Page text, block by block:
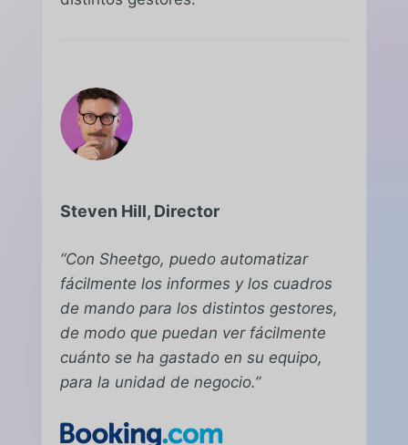
Steven Hill, Director
“Con Sheetgo, puedo automatizar
fácilmente los informes y los cuadros
de mando para los distintos gestores,
de modo que puedan ver fácilmente
cuánto se ha gastado en su equipo,
para la unidad de negocio.”